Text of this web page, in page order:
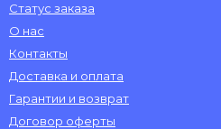
Статус заказа
О нас
Контакты
Доставка и оплата
Гарантии и возврат
Договор оферты